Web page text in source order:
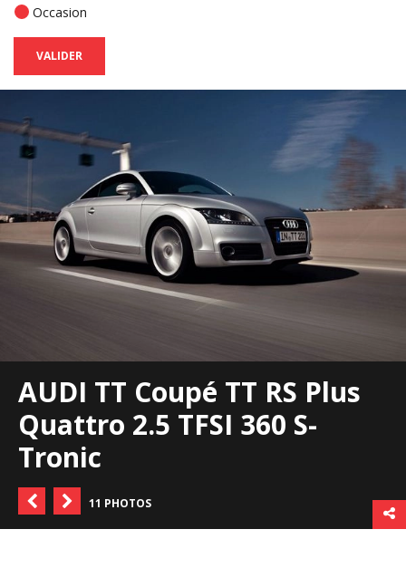
Occasion
VALIDER
AUDI TT Coupé TT RS Plus
Quattro 2.5 TFSI 360 S-
Tronic
11 PHOTOS